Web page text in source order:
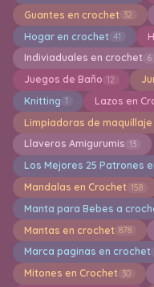
Guantes en crochet 32
Hogar en crochet 41
Indiviaduales en crochet 6
Juegos de Baño 12
Knitting 1 Lazos en
Limpiadoras de
Llaveros Amigurumis 13
Los Mejores 25 Patrones
Mandalas en Crochet 158
Manta para Bebes a
Mantas en crochet 878
Marca paginas en crochet
Mitones en Crochet 30